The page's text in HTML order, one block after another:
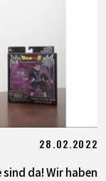
28.02.2022
da! Wir haben